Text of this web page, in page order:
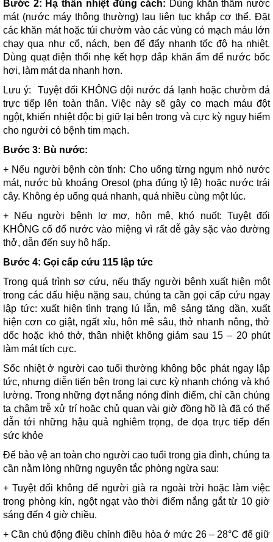
Bước 2: Hạ thân nhiệt đúng cách: Dùng khăn thấm nước
mát (nước máy thông thường) lau liên tục khắp cơ thể. Đặt
các khăn mát hoặc túi chườm vào các vùng có mạch máu lớn
chạy qua như cổ, nách, bẹn để đẩy nhanh tốc độ hạ nhiệt.
Dùng quạt điện thổi nhẹ kết hợp đắp khăn ẩm để nước bốc
hơi, làm mát da nhanh hơn.
Lưu ý: Tuyệt đối KHÔNG dội nước đá lạnh hoặc chườm đá
trực tiếp lên toàn thân. Việc này sẽ gây co mạch máu đột
ngột, khiến nhiệt độc bị giữ lại bên trong và cực kỳ nguy hiểm
cho người có bệnh tim mạch.
Bước 3: Bù nước:
+ Nếu người bệnh còn tỉnh: Cho uống từng ngụm nhỏ nước
mát, nước bù khoáng Oresol (pha đúng tỷ lệ) hoặc nước trái
cây. Không ép uống quá nhanh, quá nhiều cùng một lúc.
+ Nếu người bệnh lơ mơ, hôn mê, khó nuốt: Tuyệt đối
KHÔNG cố đổ nước vào miệng vì rất dễ gây sặc vào đường
thở, dẫn đến suy hô hấp.
Bước 4: Gọi cấp cứu 115 lập tức
Trong quá trình sơ cứu, nếu thấy người bệnh xuất hiện một
trong các dấu hiệu nặng sau, chúng ta cần gọi cấp cứu ngay
lập tức: xuất hiện tình trạng lú lẫn, mê sảng tăng dần, xuất
hiện cơn co giật, ngất xỉu, hôn mê sâu, thở nhanh nông, thở
dốc hoặc khó thở, thân nhiệt không giảm sau 15 – 20 phút
làm mát tích cực.
Sốc nhiệt ở người cao tuổi thường không bộc phát ngay lập
tức, nhưng diễn tiến bên trong lại cực kỳ nhanh chóng và khó
lường. Trong những đợt nắng nóng đỉnh điểm, chỉ cần chúng
ta chậm trễ xử trí hoặc chủ quan vài giờ đồng hồ là đã có thể
dẫn tới những hậu quả nghiêm trọng, đe dọa trực tiếp đến
sức khỏe
Để bảo vệ an toàn cho người cao tuổi trong gia đình, chúng ta
cần nằm lòng những nguyên tắc phòng ngừa sau:
+ Tuyệt đối không để người già ra ngoài trời hoặc làm việc
trong phòng kín, ngột ngạt vào thời điểm nắng gắt từ 10 giờ
sáng đến 4 giờ chiều.
+ Cần chủ động điều chỉnh điều hòa ở mức 26 – 28°C để giữ